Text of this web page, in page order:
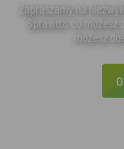
Zapraszamy na
Sprawdź, co
możesz